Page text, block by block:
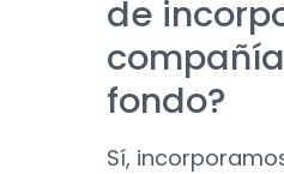
de
fondo?
Sí,